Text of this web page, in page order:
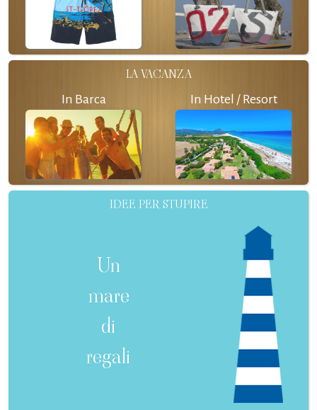
LA VACANZA
In Barca In Hotel / Resort
IDEE PER STUPIRE
Un
mare
di
regali